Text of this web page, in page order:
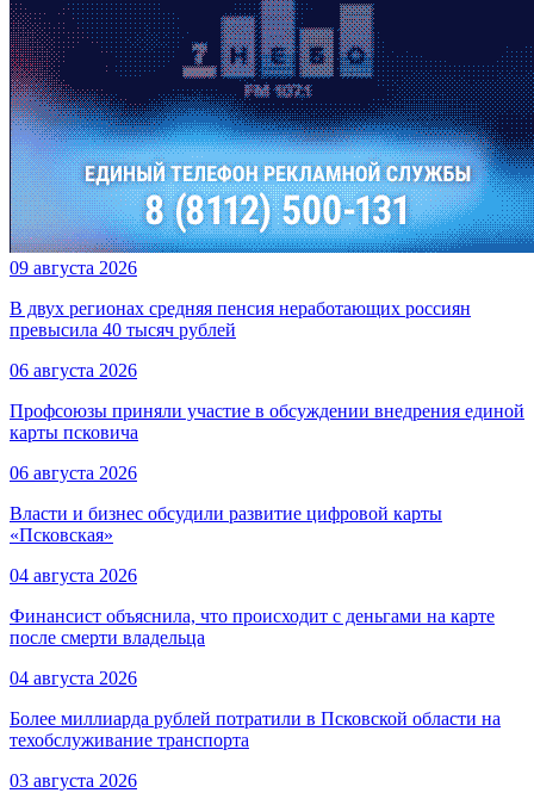
09 августа 2026
В двух регионах средняя пенсия неработающих россиян
превысила 40 тысяч рублей
06 августа 2026
Профсоюзы приняли участие в обсуждении внедрения единой
карты псковича
06 августа 2026
Власти и бизнес обсудили развитие цифровой карты
«Псковская»
04 августа 2026
Финансист объяснила, что происходит с деньгами на карте
после смерти владельца
04 августа 2026
Более миллиарда рублей потратили в Псковской области на
техобслуживание транспорта
03 августа 2026